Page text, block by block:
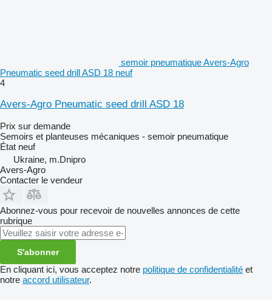
semoir pneumatique Avers-Agro
Pneumatic seed drill ASD 18 neuf
4
Avers-Agro Pneumatic seed drill ASD 18
Prix sur demande
Semoirs et planteuses mécaniques - semoir pneumatique
État neuf
Ukraine, m.Dnipro
Avers-Agro
Contacter le vendeur
Abonnez-vous pour recevoir de nouvelles annonces de cette
rubrique
S'abonner
En cliquant ici, vous acceptez notre politique de confidentialité et
notre accord utilisateur.